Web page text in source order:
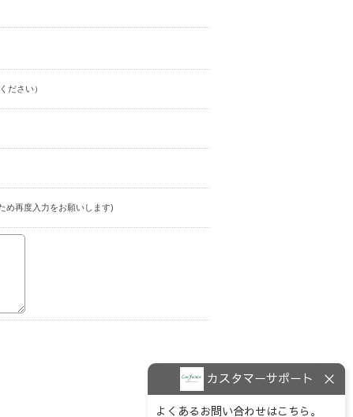
ださい）
め再度入力をお願いします)
カスタマーサポート
よくあるお問い合わせはこちら。